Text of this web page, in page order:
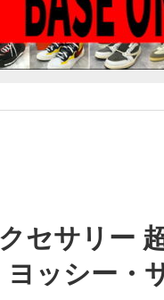
セサリー
ッシー・